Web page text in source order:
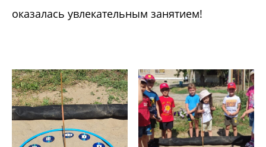
оказалась увлекательным занятием!